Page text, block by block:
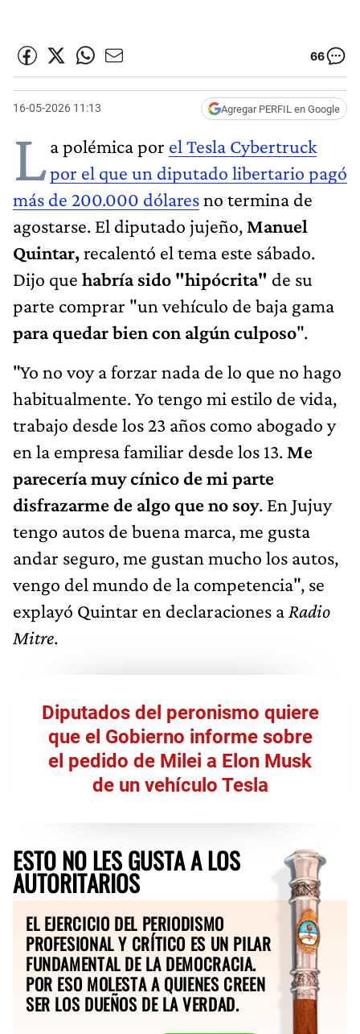
66
16-05-2026 11:13 Agregar PERFIL en Google
La polémica por el Tesla Cybertruck
por el que un diputado libertario pagó
más de 200.000 dólaresno termina de
agostarse. El diputado jujeño, Manuel
Quintar,recalentó el tema este sábado.
Dijo que habría sido "hipócrita" de su
parte comprar "un vehículo de baja gama
para quedar bien con algún culposo".
"Yo no voy a forzar nada de lo que no hago
habitualmente. Yo tengo mi estilo de vida,
trabajo desde los 23 años como abogado y
en la empresa familiar desde los 13. Me
parecería muy cínico de mi parte
disfrazarme de algo que no soy. En Jujuy
tengo autos de buena marca, me gusta
andar seguro, me gustan mucho los autos,
vengo del mundo de la competencia", se
explayó Quintar en declaraciones a Radio
Mitre.
Diputados del peronismo quiere
que el Gobierno informe sobre
el pedido de Milei a Elon Musk
de un vehículo Tesla
ESTO NO LES GUSTA A LOS
AUTORITARIOS
EL EJERCICIO DEL PERIODISMO
PROFESIONAL Y CRÍTICO ES UN PILAR
FUNDAMENTAL DE LA DEMOCRACIA.
POR ESO MOLESTA A QUIENES CREEN
SER LOS DUEÑOS DE LA VERDAD.